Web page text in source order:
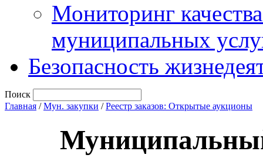
Мониторинг
муниципальных
Безопасность
Поиск
Главная /Мун. закупки /Реестр заказов: Открытые аукционы